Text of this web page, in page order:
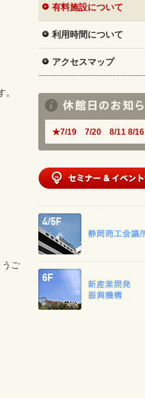
うご
有料施設について
利用時間について
アクセスマップ
★7/19 7/20 8/11 8/16